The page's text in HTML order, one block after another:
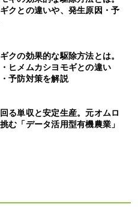
クとの違いや、発生原因・予
クの効果的な駆除方法とは。
ヒメムカシヨモギとの違い
予防対策を解説
る単収と安定生産。元オムロ
む「データ活用型有機農業」